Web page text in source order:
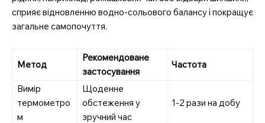
сприяє відновленню водно-сольового балансу і покращує
загальне самопочуття.
Метод
Рекомендоване
застосування
Частота
Вимір
термометро
м
Щоденне
обстеження у
зручний час
1-2 рази на добу